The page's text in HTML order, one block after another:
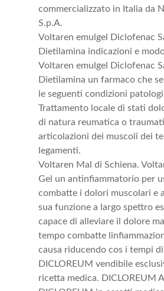
commercializzato in Italia da
S.p.A.
Voltaren emulgel Diclofenac
Dietilamina indicazioni e
Voltaren emulgel Diclofenac
Dietilamina un farmaco che
le seguenti condizioni
Trattamento locale di stati
di natura reumatica o
articolazioni dei muscoli dei
legamenti.
Voltaren Mal di Schiena.
Gel un antinfiammatorio per
combatte i dolori muscolari e
sua funzione a largo spettro
capace di alleviare il dolore
tempo combatte
causa riducendo cos i tempi
DICLOREUM vendibile
ricetta medica. DICLOREUM